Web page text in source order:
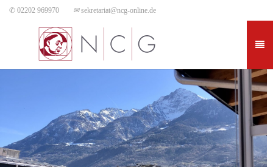
✆ 02202 969970 ✉sekretariat@ncg-online.de